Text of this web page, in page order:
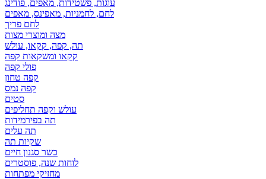
עוגות, פשטידות, מאפים, פודינג
לחם, לחמניות, מאפינס, מאפים
לחם פריך
מצה ומוצרי מצות
תה, קפה, קקאו, עולש
קקאו ומשקאות קפה
פולי קפה
קפה טחון
קפה נמס
סטים
עולש וקפה תחליפים
תה בפירמידות
תה עלים
שקיות תה
כשר סגנון חיים
לוחות שנה, פוסטרים
מחזיקי מפתחות